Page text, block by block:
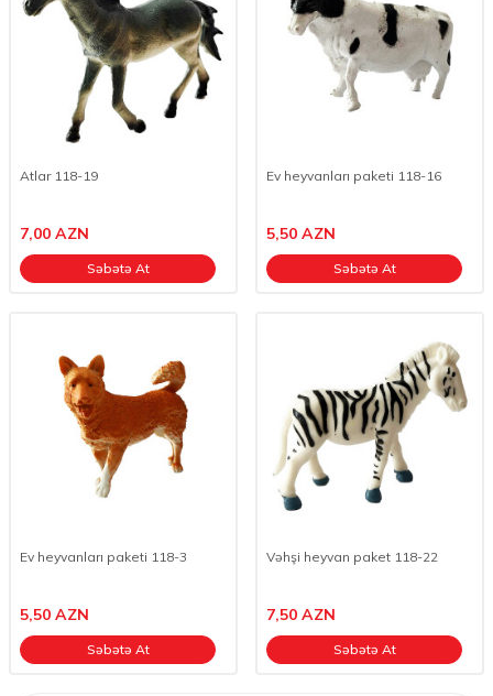
Atlar 118-19
7,00 AZN
Səbətə At
Ev heyvanları paketi 118-16
5,50 AZN
Səbətə At
Ev heyvanları paketi 118-3
5,50 AZN
Səbətə At
Vəhşi heyvan paket 118-22
7,50 AZN
Səbətə At